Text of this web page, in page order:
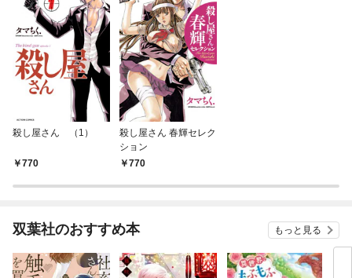
殺し屋さん （1）
770
殺し屋さん 春輝セレク
ション
770
双葉社のおすすめ本 もっと見る